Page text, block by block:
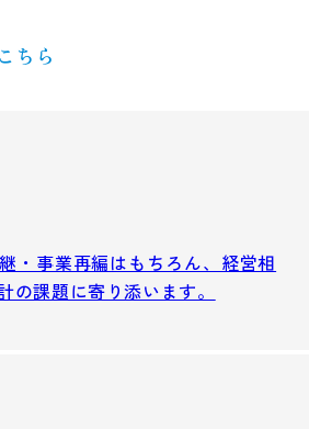
ちら
・事業再編はもちろん、経営相
の課題に寄り添います。